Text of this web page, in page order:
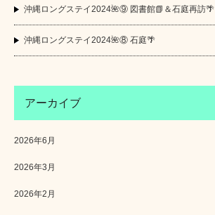
沖縄ロングステイ2024🌺⑨ 図書館📗＆石庭再訪🌴
沖縄ロングステイ2024🌺⑧ 石庭🌴
アーカイブ
2026年6月
2026年3月
2026年2月